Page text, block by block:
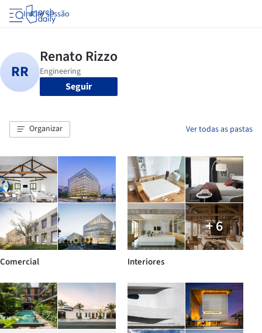
Iniciar sessão
Seguir
Organizar Ver todas as pastas
Comercial
+ 6
Interiores